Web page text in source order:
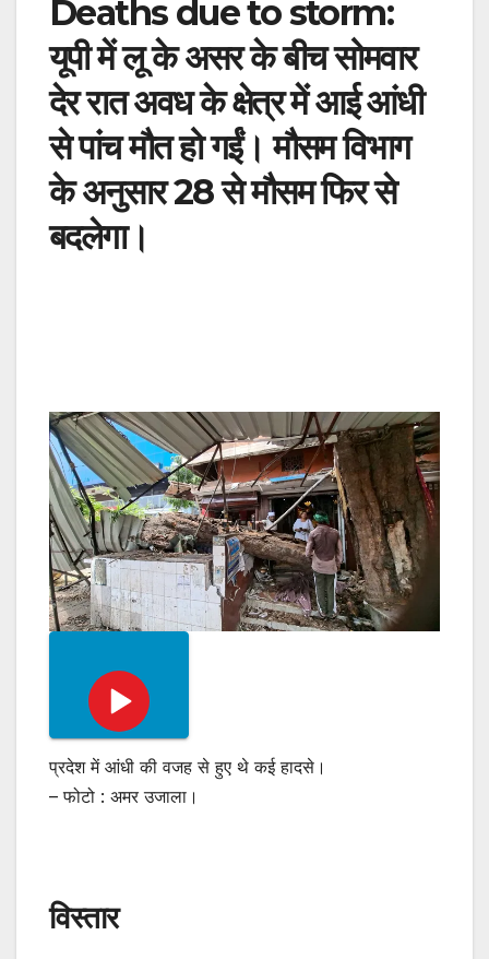
Deaths due to storm:
यूपी में लू के असर के बीच सोमवार
देर रात अवध के क्षेत्र में आई आंधी
से पांच मौत हो गईं। मौसम विभाग
के अनुसार 28 से मौसम फिर से
बदलेगा।
प्रदेश में आंधी की वजह से हुए थे कई हादसे।
– फोटो : अमर उजाला।
विस्तार